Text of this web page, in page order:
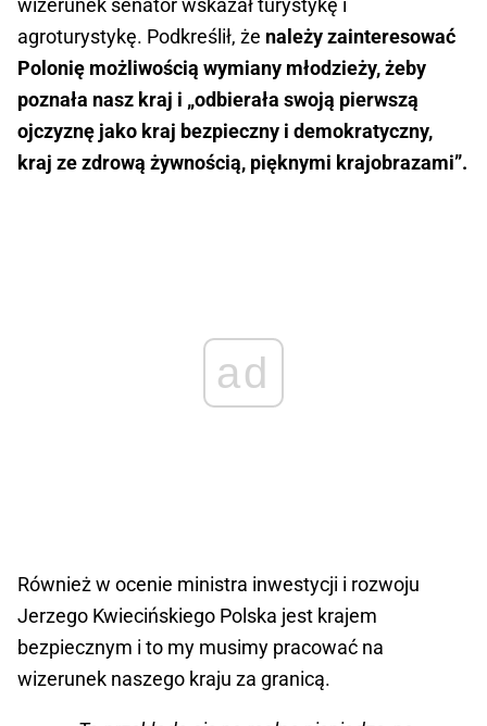
wizerunek senator wskazał turystykę i
agroturystykę. Podkreślił, że należy zainteresować
Polonię możliwością wymiany młodzieży, żeby
poznała nasz kraj i „odbierała swoją pierwszą
ojczyznę jako kraj bezpieczny i demokratyczny,
kraj ze zdrową żywnością, pięknymi krajobrazami”.
ad
Również w ocenie ministra inwestycji i rozwoju
Jerzego Kwiecińskiego Polska jest krajem
bezpiecznym i to my musimy pracować na
wizerunek naszego kraju za granicą.